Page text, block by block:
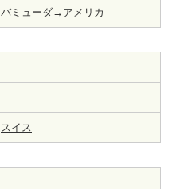
バミューダ→アメリカ
スイス